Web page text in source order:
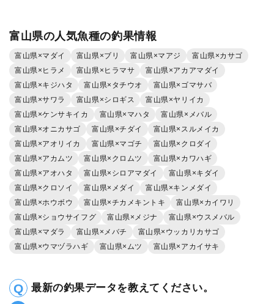
富山県の人気魚種の釣果情報
富山県×マダイ 富山県×ブリ 富山県×マアジ
富山県×カサゴ
富山県×ヒラメ
富山県×ヒラマサ
富山県×アカアマダイ
富山県×キジハタ
富山県×タチウオ
富山県×ゴマサバ
富山県×サワラ
富山県×シロギス
富山県×ヤリイカ
富山県×ケンサキイカ
富山県×マハタ
富山県×メバル
富山県×オニカサゴ
富山県×チダイ
富山県×スルメイカ
富山県×アオリイカ
富山県×マゴチ
富山県×クロダイ
富山県×アカムツ
富山県×クロムツ
富山県×カワハギ
富山県×アオハタ
富山県×シロアマダイ
富山県×キダイ
富山県×クロソイ
富山県×メダイ
富山県×キンメダイ
富山県×ホウボウ
富山県×チカメキントキ
富山県×カイワリ
富山県×ショウサイフグ
富山県×メジナ
富山県×ウスメバル
富山県×マダラ
富山県×メバチ
富山県×ウッカリカサゴ
富山県×ウマヅラハギ
富山県×ムツ 富山県×アカイサキ
最新の釣果データを教えてください。